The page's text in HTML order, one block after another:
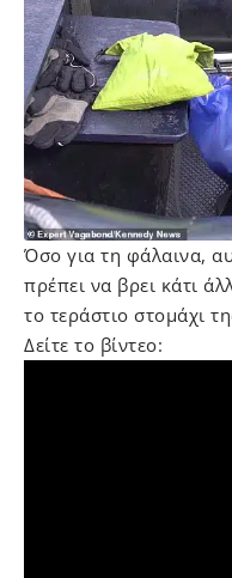
Όσο για τη φάλαινα,
πρέπει να βρει κάτι
το τεράστιο στομάχι
Δείτε το βίντεο: